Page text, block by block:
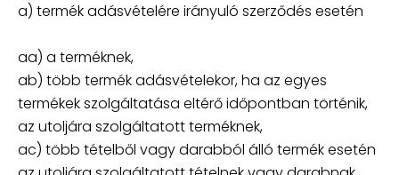
a) termék adásvételére irányuló szerződés esetén
aa) a terméknek,
ab) több termék adásvételekor, ha az egyes
termékek szolgáltatása eltérő időpontban történik,
az utoljára szolgáltatott terméknek,
ac) több tételből vagy darabból álló termék esetén